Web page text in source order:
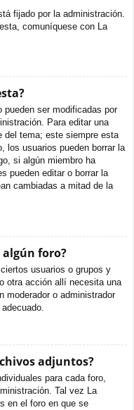
fijado por la administración.
comuníquese con La
ser modificadas por
Para editar una
del tema; este siempre esta
los usuarios pueden borrar la
si algún miembro ha
pueden editar o borrar la
cambiadas a mitad de la
algún foro?
usuarios o grupos y
otra acción allí necesita una
moderador o administrador
adjuntos?
para cada foro,
Tal vez La
en el foro en que se